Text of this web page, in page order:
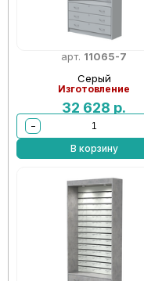
арт. 11065-7
Серый
Изготовление
32 628 р.
−
В корзину